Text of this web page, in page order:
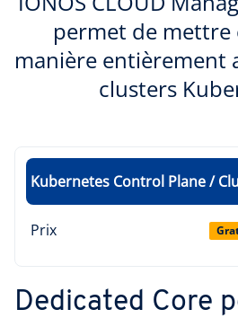
permet de mettre
manière entièrement
clusters
Kubernetes Control Plane /
Prix
Dedicated Core